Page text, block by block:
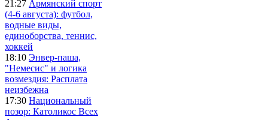
21:27 Армянский спорт
(4-6 августа): футбол,
водные виды,
единоборства, теннис,
хоккей
18:10 Энвер-паша,
"Немесис" и логика
возмездия: Расплата
неизбежна
17:30 Национальный
позор: Католикос Всех